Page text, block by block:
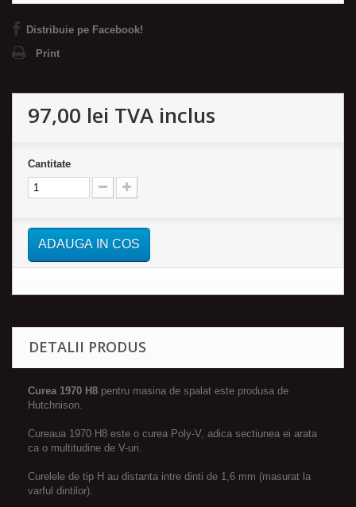
Distribuie pe Facebook!
Print
97,00 lei TVA inclus
Cantitate
ADAUGA IN COS
DETALII PRODUS
Curea 1970 H8 pentru masina de spalat este produsa de
Hutchnison.
Cureaua 1970 H8 este o curea Poly-V, adica sectiunea ei arata
ca o multitudine de V-uri.
Curelele de tip H au distanta intre dinti de 1,6 mm (masurat la
varful dintilor).